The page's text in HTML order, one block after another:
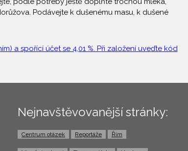
Podávejte k dušenému masu, k dušené
a spořící účet se 4,01 %. Při založení uveďte kód
Nejnavštěvovanější stránky:
Centrum otázek Reportáže Řím